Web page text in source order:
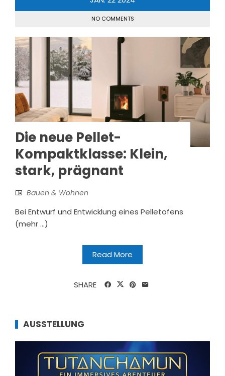
NO COMMENTS
Die neue Pellet-
Kompaktklasse: Klein,
stark, prägnant
Bauen & Wohnen
Bei Entwurf und Entwicklung eines Pelletofens
(mehr …)
Read More
SHARE
AUSSTELLUNG